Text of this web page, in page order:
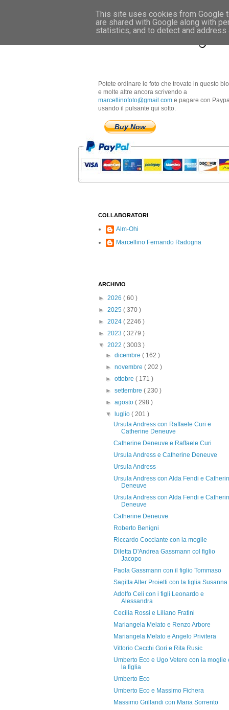
Marcellino
Potete ordinare le foto che trovate in questo
e molte altre ancora scrivendo a
marcellinofoto@gmail.com e pagare con
usando il pulsante qui sotto.
Buy Now
COLLABORATORI
Alm-Ohi
Marcellino Fernando Radogna
ARCHIVIO
► 2026 ( 60 )
► 2025 ( 370 )
► 2024 ( 2246 )
► 2023 ( 3279 )
▼ 2022 ( 3003 )
►dicembre( 162 )
►novembre( 202 )
►ottobre( 171 )
►settembre( 230 )
►agosto( 298 )
▼
luglio( 201 )
Ursula Andress con Raffaele Curi e
Catherine Deneuve
Catherine Deneuve e Raffaele Curi
Ursula Andress e Catherine Deneuve
Ursula Andress
Ursula Andress con Alda Fendi e
Deneuve
Ursula Andress con Alda Fendi e
Deneuve
Catherine Deneuve
Roberto Benigni
Riccardo Cocciante con la moglie
Diletta D'Andrea Gassmann col figlio
Jacopo
Paola Gassmann con il figlio Tommaso
Sagitta Alter Proietti con la figlia Susanna
Adolfo Celi con i figli Leonardo e
Alessandra
Cecilia Rossi e Liliano Fratini
Mariangela Melato e Renzo Arbore
Mariangela Melato e Angelo Privitera
Vittorio Cecchi Gori e Rita Rusic
Umberto Eco e Ugo Vetere con la moglie
la figlia
Umberto Eco
Umberto Eco e Massimo Fichera
Massimo Grillandi con Maria Sorrento
This site uses cookies from Google
are shared with Google along with
statistics, and to detect and address